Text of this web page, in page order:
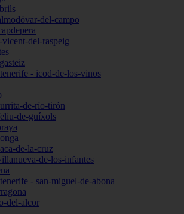
del-campo
del-raspeig
- icod-de-los-vinos
de-río-tirón
de-guíxols
de-la-cruz
de-los-infantes
- san-miguel-de-abona
del-alcor